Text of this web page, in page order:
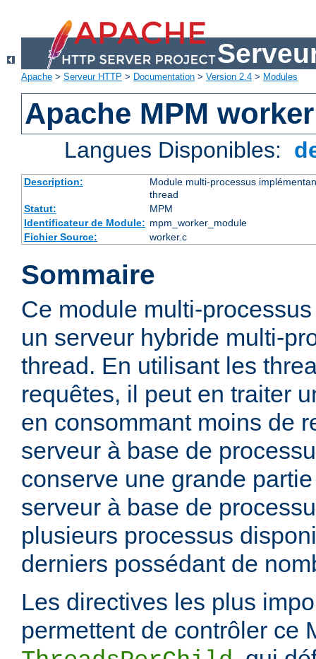
Apache > Serveur HTTP > Documentation > Version 2.4 > Modules
Apache MPM worker
Langues Disponibles:
Description:
Module multi-processus
thread
Statut:
MPM
Identificateur de Module: mpm_worker_module
Fichier Source:
worker.c
Sommaire
Ce module multi-
un serveur hybride multi-
thread. En utilisant les
requêtes, il peut en traiter
en consommant moins de
serveur à base de
conserve une grande
serveur à base de
plusieurs processus
derniers possédant de
Les directives les plus
permettent de contrôler ce